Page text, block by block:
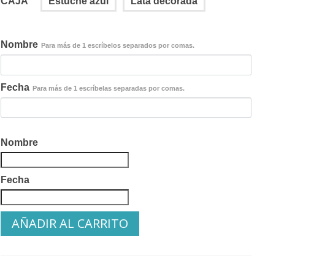
Nombre Para más de 1 escríbelos separados por comas.
Fecha Para más de 1 escríbelas separadas por comas.
Nombre
Fecha
AÑADIR AL CARRITO